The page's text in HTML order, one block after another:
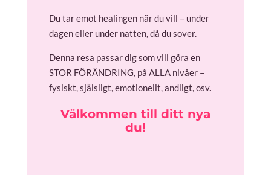
Du tar emot healingen när du vill – under
dagen eller under natten, då du sover.
Denna resa passar dig som vill göra en
STOR FÖRÄNDRING, på ALLA nivåer –
fysiskt, själsligt, emotionellt, andligt, osv.
Välkommen till ditt nya
du!